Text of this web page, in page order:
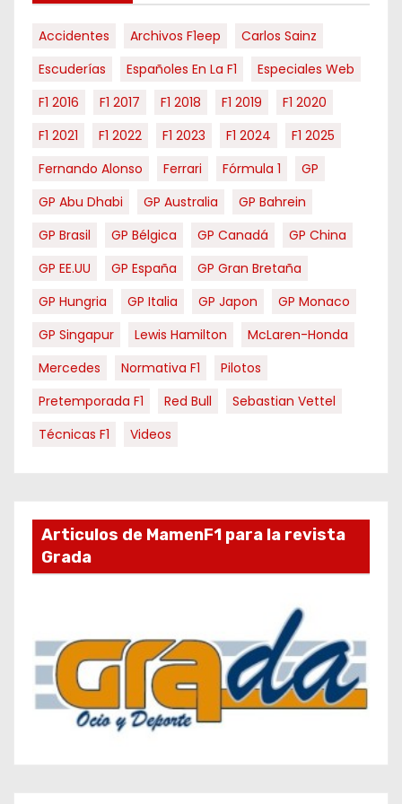
s
Accidentes Archivos F1eep
Carlos Sainz
Escuderías
Españoles En La F1
Especiales Web
F1 2016
F1 2017 F1 2018 F1 2019
F1 2020
F1 2021
F1 2022 F1 2023 F1 2024
F1 2025
Fernando Alonso
Ferrari Fórmula 1
GP
GP Abu Dhabi
GP Australia
GP Bahrein
GP Brasil
GP Bélgica GP Canadá
GP China
GP EE.UU
GP España
GP Gran Bretaña
GP Hungria
GP Italia GP Japon
GP Monaco
GP Singapur
Lewis Hamilton
McLaren-Honda
Mercedes
Normativa F1
Pilotos
Pretemporada F1
Red Bull
Sebastian Vettel
Técnicas F1
Videos
Articulos de MamenF1 para la revista
Grada